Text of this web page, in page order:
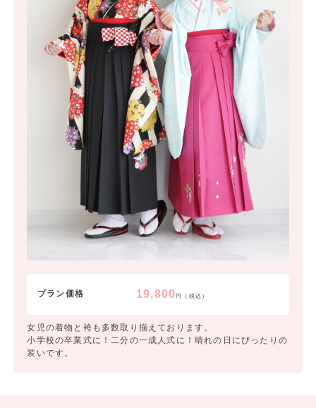
プラン価格 19,800円（税込）
女児の着物と袴も多数取り揃えております。
小学校の卒業式に！二分の一成人式に！晴れの日にぴったりの
装いです。